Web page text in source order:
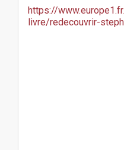
https://
livre/redecouvrir-